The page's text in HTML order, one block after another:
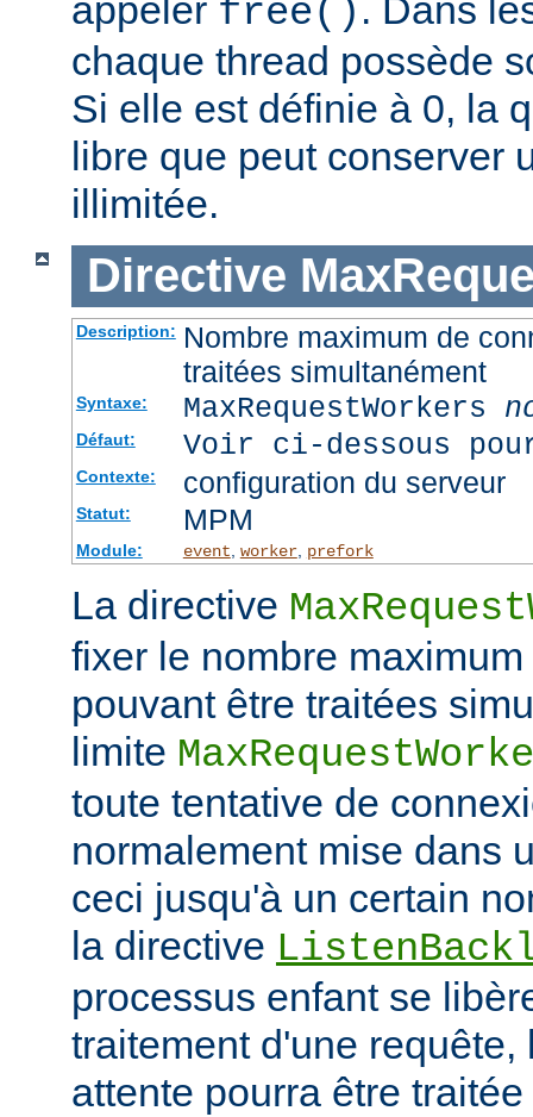
free()
chaque thread possède
Si elle est définie à 0, la
libre que peut conserver
illimitée.
Directive
Description: Nombre maximum de
traitées simultanément
Syntaxe: MaxRequestWorkers
Défaut: Voir ci-dessous
Contexte: configuration du serveur
Statut: MPM
Module: event worker, prefork
La directive
fixer le nombre
pouvant être traitées
limite
toute tentative de
normalement mise dans
ceci jusqu'à un certain
la directive
processus enfant se
traitement d'une
attente pourra être